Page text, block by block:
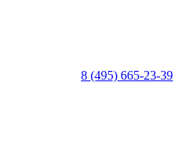
8 (495) 665-23-39